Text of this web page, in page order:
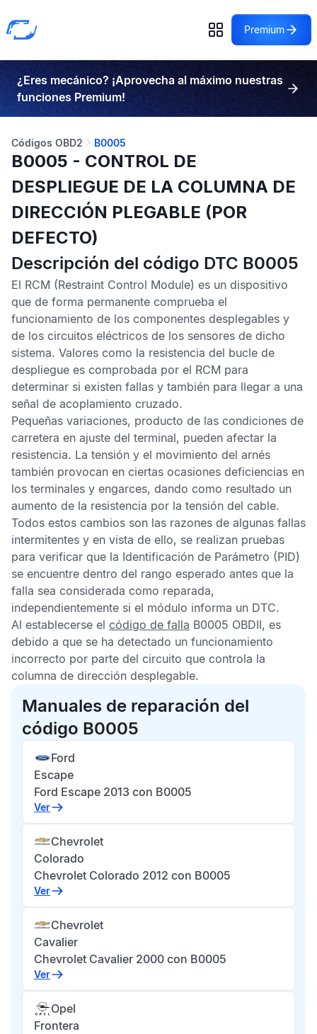
Premium
¿Eres mecánico? ¡Aprovecha al máximo nuestras
funciones Premium!
Códigos OBD2 B0005
B0005 - CONTROL DE
DESPLIEGUE DE LA COLUMNA DE
DIRECCIÓN PLEGABLE (POR
DEFECTO)
Descripción del código DTC B0005
El RCM (Restraint Control Module) es un dispositivo
que de forma permanente comprueba el
funcionamiento de los componentes desplegables y
de los circuitos eléctricos de los sensores de dicho
sistema. Valores como la resistencia del bucle de
despliegue es comprobada por el RCM para
determinar si existen fallas y también para llegar a una
señal de acoplamiento cruzado.
Pequeñas variaciones, producto de las condiciones de
carretera en ajuste del terminal, pueden afectar la
resistencia. La tensión y el movimiento del arnés
también provocan en ciertas ocasiones deficiencias en
los terminales y engarces, dando como resultado un
aumento de la resistencia por la tensión del cable.
Todos estos cambios son las razones de algunas fallas
intermitentes y en vista de ello, se realizan pruebas
para verificar que la Identificación de Parámetro (PID)
se encuentre dentro del rango esperado antes que la
falla sea considerada como reparada,
independientemente si el módulo informa un DTC.
Al establecerse el código de falla B0005 OBDII, es
debido a que se ha detectado un funcionamiento
incorrecto por parte del circuito que controla la
columna de dirección desplegable.
Manuales de reparación del
código B0005
Ford
Escape
Ford Escape 2013 con B0005
Ver
Chevrolet
Colorado
Chevrolet Colorado 2012 con B0005
Ver
Chevrolet
Cavalier
Chevrolet Cavalier 2000 con B0005
Ver
Opel
Frontera